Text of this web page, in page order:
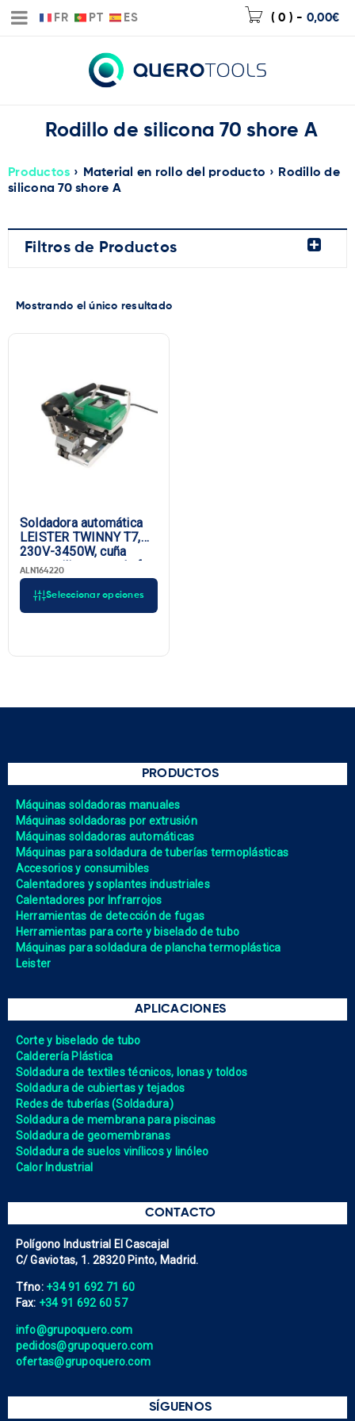
FR PT ES ( 0 ) - 0,00€
Rodillo de silicona 70 shore A
Productos › Material en rollo del producto › Rodillo de
silicona 70 shore A
Filtros de Productos
Mostrando el único resultado
Seleccionar opciones
Soldadora automática
LEISTER TWINNY T7,
230V-3450W, cuña
corta, silicona, enchufe
UE
ALN164220
PRODUCTOS
Máquinas soldadoras manuales
Máquinas soldadoras por extrusión
Máquinas soldadoras automáticas
Máquinas para soldadura de tuberías termoplásticas
Accesorios y consumibles
Calentadores y soplantes industriales
Calentadores por Infrarrojos
Herramientas de detección de fugas
Herramientas para corte y biselado de tubo
Máquinas para soldadura de plancha termoplástica
Leister
APLICACIONES
Corte y biselado de tubo
Calderería Plástica
Soldadura de textiles técnicos, lonas y toldos
Soldadura de cubiertas y tejados
Redes de tuberías (Soldadura)
Soldadura de membrana para piscinas
Soldadura de geomembranas
Soldadura de suelos vinílicos y linóleo
Calor Industrial
CONTACTO
Polígono Industrial El Cascajal
C/ Gaviotas, 1. 28320 Pinto, Madrid.
Tfno: +34 91 692 71 60
Fax: +34 91 692 60 57
info@grupoquero.com
pedidos@grupoquero.com
ofertas@grupoquero.com
SÍGUENOS